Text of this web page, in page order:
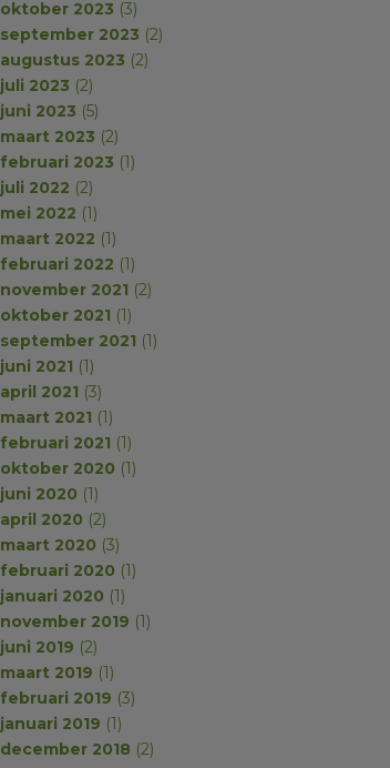
oktober 2023 (3)
september 2023 (2)
augustus 2023 (2)
juli 2023 (2)
juni 2023 (5)
maart 2023 (2)
februari 2023 (1)
juli 2022 (2)
mei 2022 (1)
maart 2022 (1)
februari 2022 (1)
november 2021 (2)
oktober 2021 (1)
september 2021 (1)
juni 2021 (1)
april 2021 (3)
maart 2021 (1)
februari 2021 (1)
oktober 2020 (1)
juni 2020 (1)
april 2020 (2)
maart 2020 (3)
februari 2020 (1)
januari 2020 (1)
november 2019 (1)
juni 2019 (2)
maart 2019 (1)
februari 2019 (3)
januari 2019 (1)
december 2018 (2)